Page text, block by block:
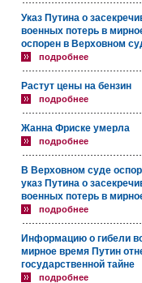
Указ Путина о
военных потерь в
оспорен в Верховном
подробнее
Растут цены на бензин
подробнее
Жанна Фриске умерла
подробнее
В Верховном суде
указ Путина о
военных потерь в
подробнее
Информацию о гибели
мирное время Путин
государственной тайне
подробнее